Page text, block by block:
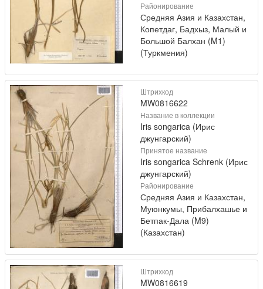
Районирование
Средняя Азия и Казахстан,
Копетдаг, Бадхыз, Малый и
Большой Балхан (M1)
(Туркмения)
Штрихкод
MW0816622
Название в коллекции
Iris songarica (Ирис
джунгарский)
Принятое название
Iris songarica Schrenk (Ирис
джунгарский)
Районирование
Средняя Азия и Казахстан,
Муюнкумы, Прибалхашье и
Бетпак-Дала (M9)
(Казахстан)
Штрихкод
MW0816619